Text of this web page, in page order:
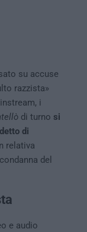
su accuse
razzista»
i
di turno si
di
relativa
del
e audio